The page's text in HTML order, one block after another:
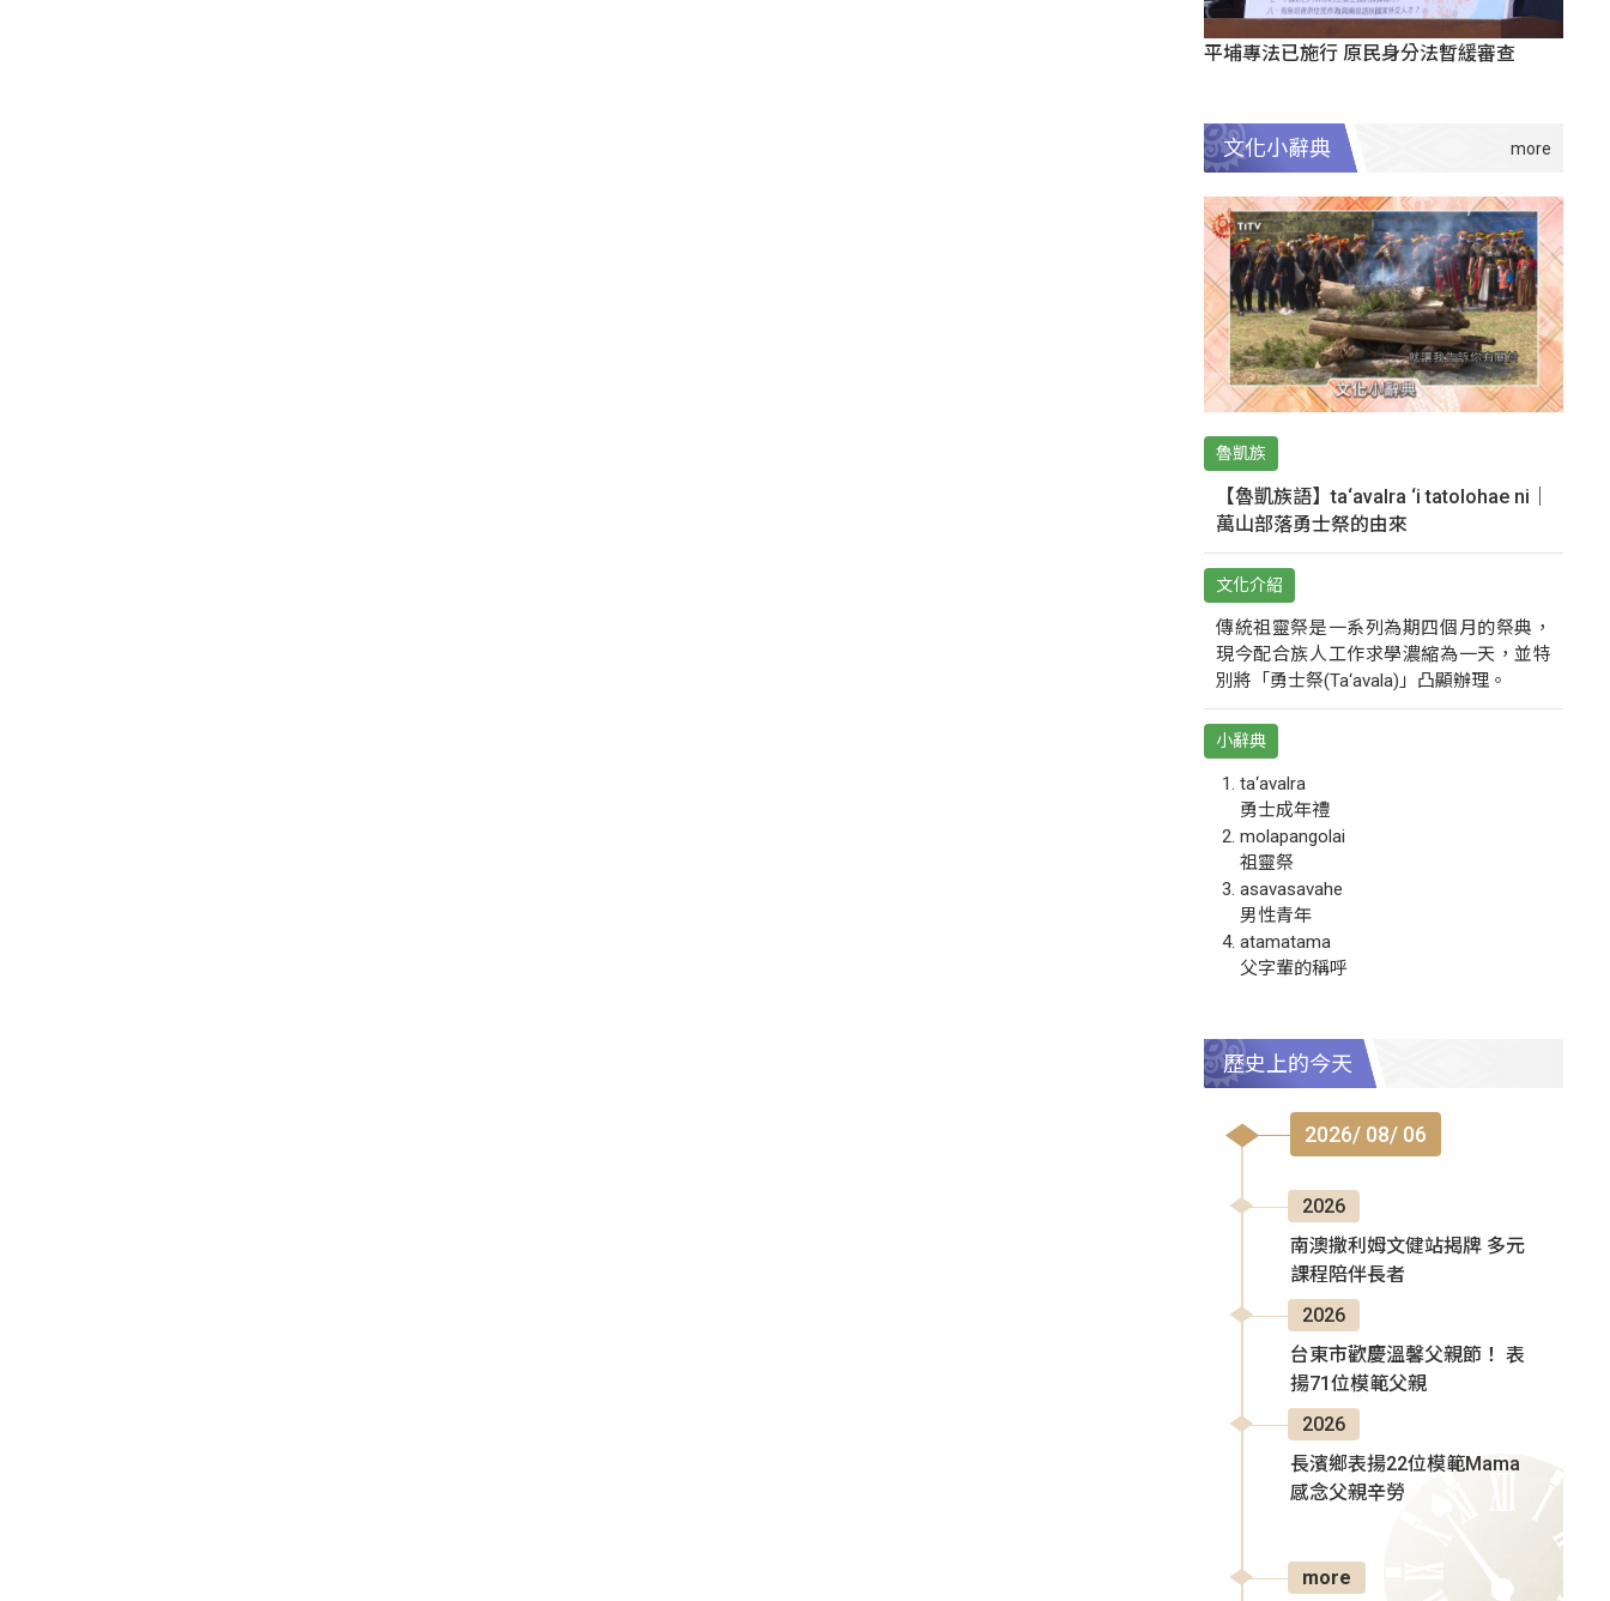
平埔專法已施行 原民身分法暫緩審查
文化小辭典
魯凱族
【魯凱族語】ta‘avalra ‘i tatolohae ni｜
萬山部落勇士祭的由來
文化介紹
傳統祖靈祭是一系列為期四個月的祭典，
現今配合族人工作求學濃縮為一天，並特
別將「勇士祭(Ta‘avala)」凸顯辦理。
小辭典
ta‘avalra
勇士成年禮
molapangolai
祖靈祭
asavasavahe
男性青年
atamatama
父字輩的稱呼
歷史上的今天
2026/ 08/ 06
2026
南澳撒利姆文健站揭牌 多元
課程陪伴長者
2026
台東市歡慶溫馨父親節！ 表
揚71位模範父親
2026
長濱鄉表揚22位模範Mama
感念父親辛勞
more